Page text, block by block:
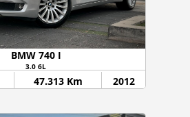
BMW 740 I
3.0 6L
47.313 Km 2012